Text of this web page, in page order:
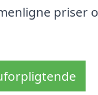
priser